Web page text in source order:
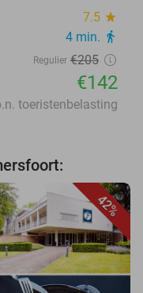
7.5 star
4 min. directions_walk
Regulier €205
€142
toeristenbelasting
42%